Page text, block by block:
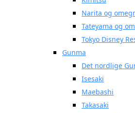
Narita og
Tateyama og
Tokyo Disney
Gunma
Det nordlige
Isesaki
Maebashi
Takasaki